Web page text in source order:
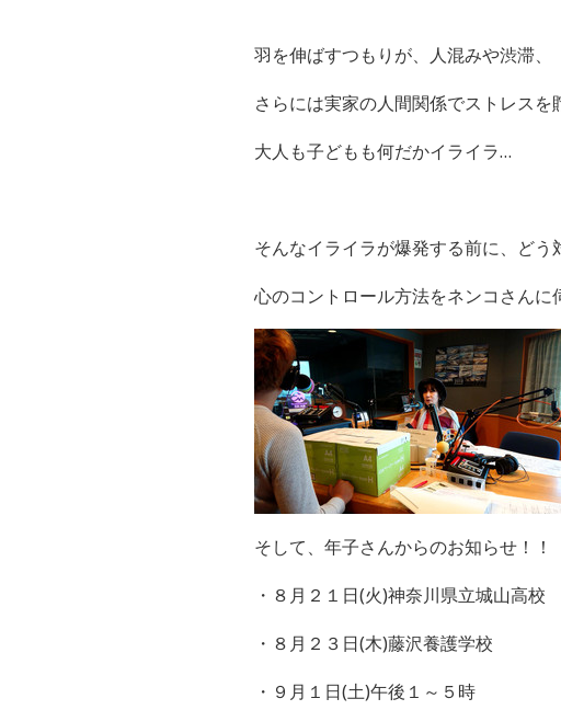
羽を伸ばすつもりが、人混みや渋滞、
さらには実家の人間関係でストレスを
大人も子どもも何だかイライラ…
そんなイライラが爆発する前に、どう
心のコントロール方法をネンコさんに
そして、年子さんからのお知らせ！！
・８月２１日(火)神奈川県立城山高校
・８月２３日(木)藤沢養護学校
・９月１日(土)午後１～５時